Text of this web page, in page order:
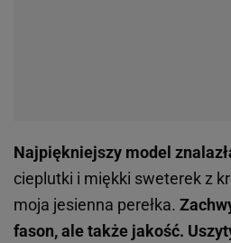
Najpiękniejszy model
cieplutki i miękki sweterek z
moja jesienna perełka.
fason, ale także jakość.